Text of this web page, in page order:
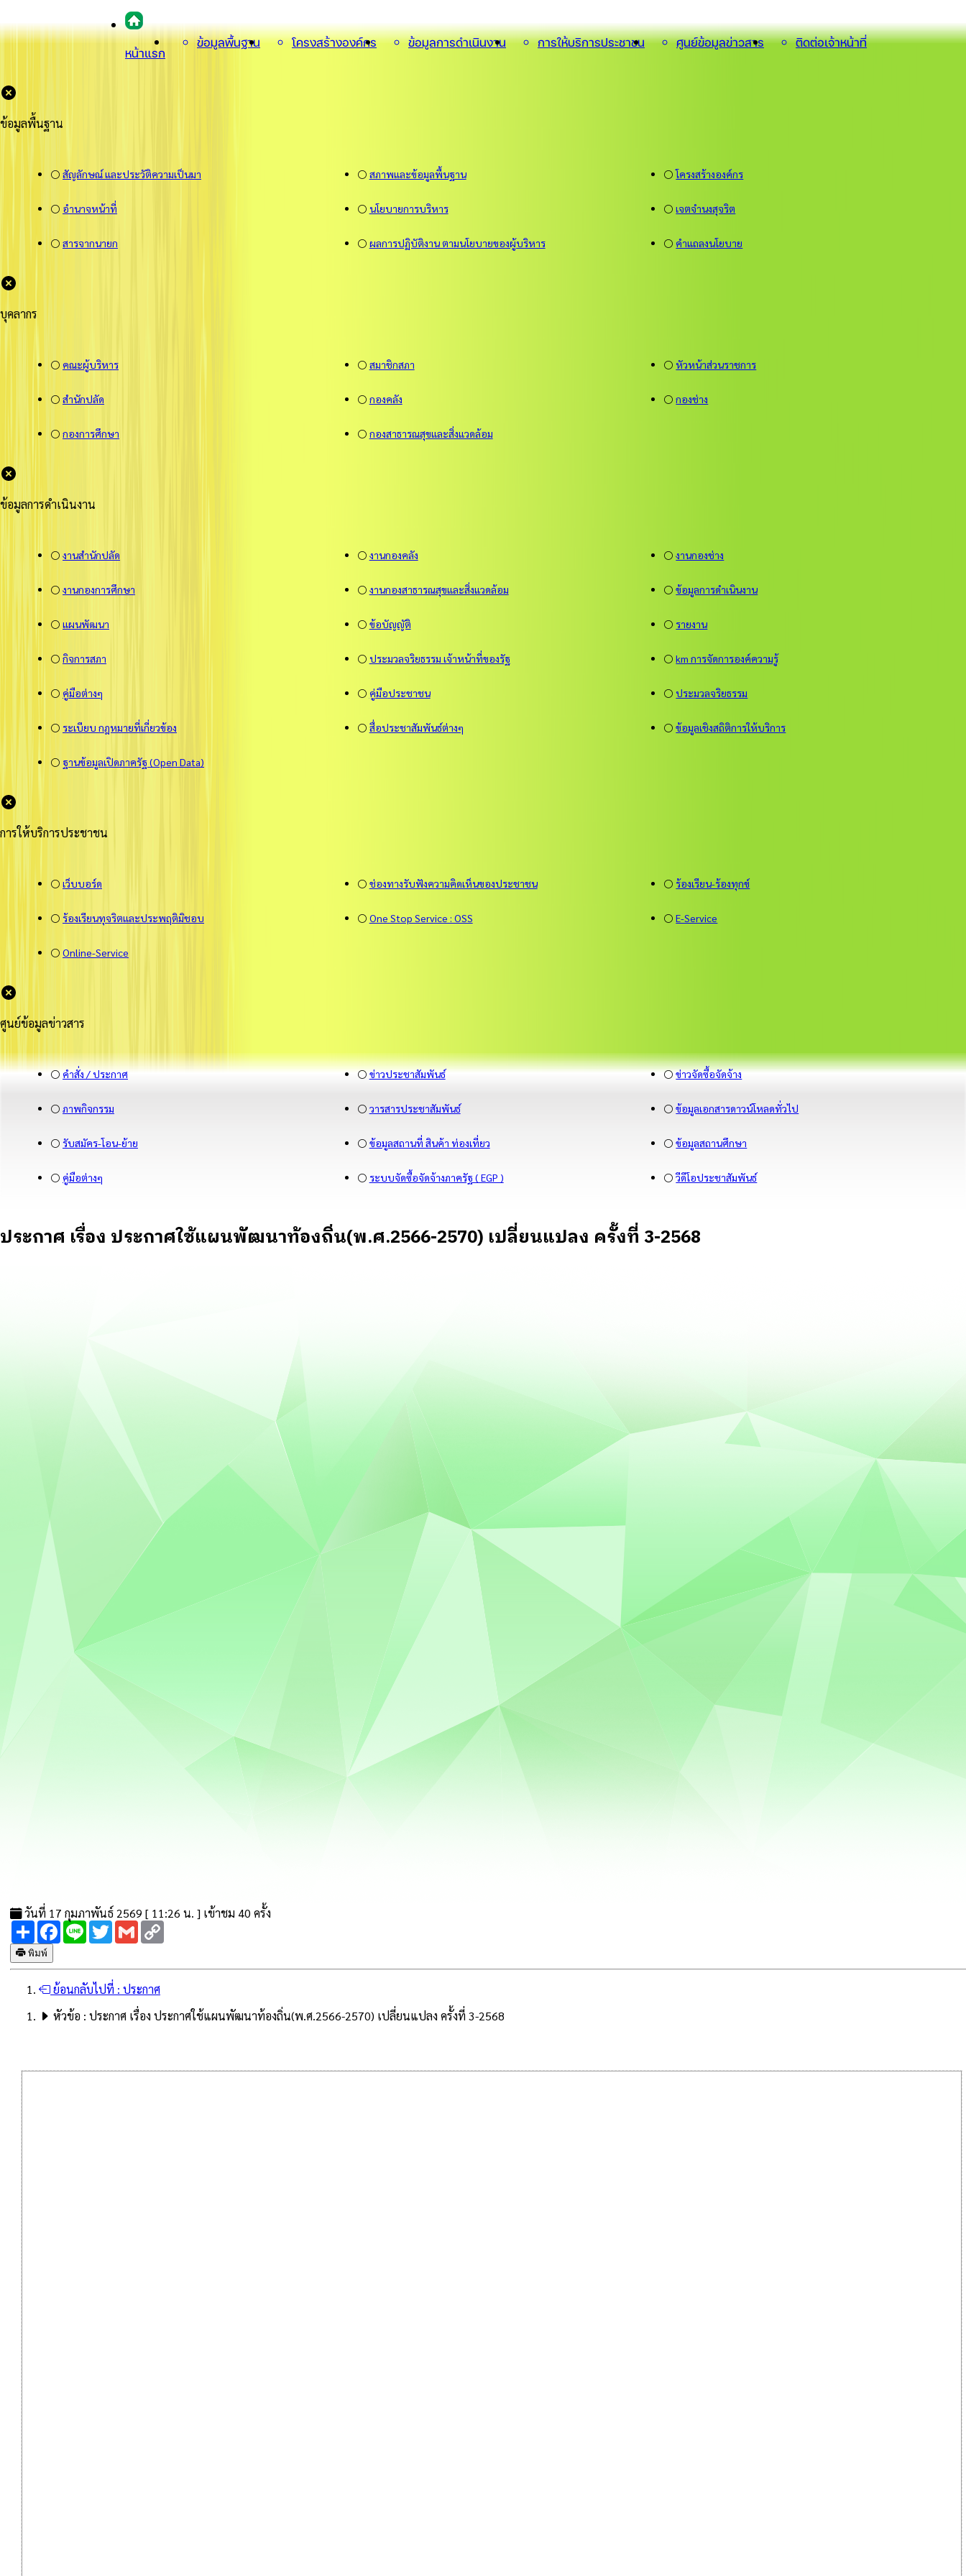
หน้าแรก
ข้อมูลพื้นฐาน โครงสร้างองค์กร ข้อมูลการดำเนินงาน การให้บริการประชาชน ศูนย์ข้อมูลข่าวสาร ติดต่อเจ้าหน้าที่
ข้อมูลพื้นฐาน
⚪ สัญลักษณ์ และประวัติความเป็นมา ⚪ สภาพและข้อมูลพื้นฐาน ⚪โครงสร้างองค์กร
⚪ อำนาจหน้าที่ ⚪ นโยบายการบริหาร ⚪เจตจำนงสุจริต
⚪ สารจากนายก ⚪ ผลการปฏิบัติงาน ตามนโยบายของผู้บริหาร ⚪ คำแถลงนโยบาย
บุคลากร
⚪ คณะผู้บริหาร ⚪ สมาชิกสภา ⚪หัวหน้าส่วนราชการ
⚪ สำนักปลัด ⚪ กองคลัง ⚪กองช่าง
⚪ กองการศึกษา ⚪ กองสาธารณสุขและสิ่งแวดล้อม
ข้อมูลการดำเนินงาน
⚪ งานสำนักปลัด ⚪ งานกองคลัง ⚪งานกองช่าง
⚪ งานกองการศึกษา ⚪ งานกองสาธารณสุขและสิ่งแวดล้อม ⚪ข้อมูลการดำเนินงาน
⚪ แผนพัฒนา ⚪ ข้อบัญญัติ ⚪ รายงาน
⚪ กิจการสภา ⚪ ประมวลจริยธรรม เจ้าหน้าที่ของรัฐ ⚪km การจัดการองค์ความรู้
⚪ คู่มือต่างๆ ⚪ คู่มือประชาชน ⚪ประมวลจริยธรรม
⚪ ระเบียบ กฎหมายที่เกี่ยวข้อง ⚪ สื่อประชาสัมพันธ์ต่างๆ ⚪ข้อมูลเชิงสถิติการให้บริการ
⚪ ฐานข้อมูลเปิดภาครัฐ (Open Data)
การให้บริการประชาชน
⚪ เว็บบอร์ด ⚪ ช่องทางรับฟังความคิดเห็นของประชาชน ⚪ ร้องเรียน-ร้องทุกข์
⚪ ร้องเรียนทุจริตและประพฤติมิชอบ ⚪ One Stop Service : OSS ⚪E-Service
⚪ Online-Service
ศูนย์ข้อมูลข่าวสาร
⚪คำสั่ง / ประกาศ ⚪ข่าวประชาสัมพันธ์ ⚪ข่าวจัดซื้อจัดจ้าง
⚪ ภาพกิจกรรม ⚪ วารสารประชาสัมพันธ์ ⚪ข้อมูลเอกสารดาวน์โหลดทั่วไป
⚪ รับสมัคร-โอน-ย้าย ⚪ ข้อมูลสถานที่ สินค้า ท่องเที่ยว ⚪ข้อมูลสถานศึกษา
⚪ คู่มือต่างๆ ⚪ ระบบจัดซื้อจัดจ้างภาครัฐ ( EGP ) ⚪วีดีโอประชาสัมพันธ์
ประกาศ เรื่อง ประกาศใช้แผนพัฒนาท้องถิ่น(พ.ศ.2566-2570) เปลี่ยนแปลง ครั้งที่ 3-2568
วันที่ 17 กุมภาพันธ์ 2569 [ 11:26 น. ] เข้าชม 40 ครั้ง
ShareFacebook
Line TwitterGmail
พิมพ์
ย้อนกลับไปที่ : ประกาศ
หัวข้อ : ประกาศ เรื่อง ประกาศใช้แผนพัฒนาท้องถิ่น(พ.ศ.2566-2570) เปลี่ยนแปลง ครั้งที่ 3-2568